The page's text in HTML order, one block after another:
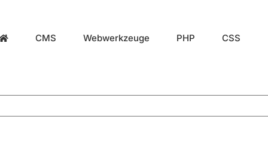
CMS Webwerkzeuge PHP CSS